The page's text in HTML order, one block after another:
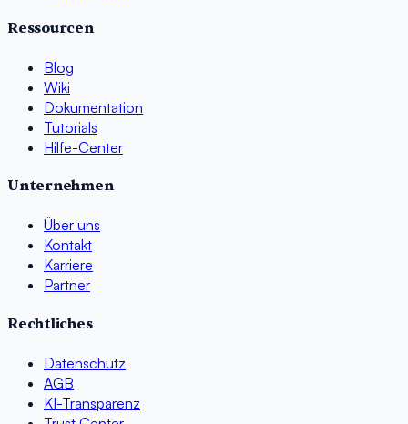
Ressourcen
Blog
Wiki
Dokumentation
Tutorials
Hilfe-Center
Unternehmen
Über uns
Kontakt
Karriere
Partner
Rechtliches
Datenschutz
AGB
KI-Transparenz